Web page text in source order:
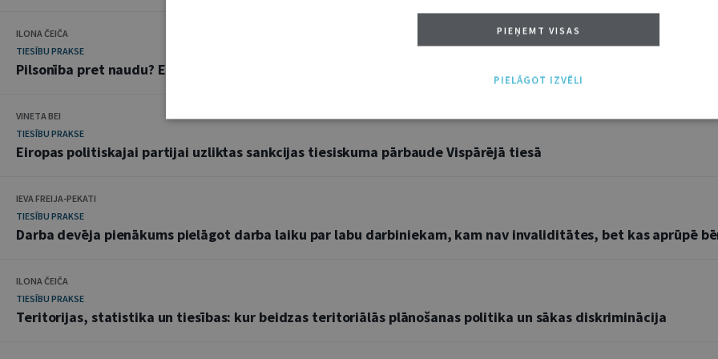
ILONA ČEIČA
TIESĪBU PRAKSE
Pilsonība pret naudu? ES Tiesa noraida Maltas investoru pilsonības shēmu
VINETA BEI
TIESĪBU PRAKSE
Eiropas politiskajai partijai uzliktas sankcijas tiesiskuma pārbaude Vispārējā tiesā
IEVA FREIJA-PEKATI
TIESĪBU PRAKSE
Darba devēja pienākums pielāgot darba laiku par labu darbiniekam, kam nav invaliditātes, bet kas aprūpē
ILONA ČEIČA
TIESĪBU PRAKSE
Teritorijas, statistika un tiesības: kur beidzas teritoriālās plānošanas politika un sākas diskriminācija
PIEŅEMT VISAS
PIELĀGOT IZVĒLI